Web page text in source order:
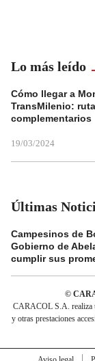
Lo más leído
Cómo llegar a
TransMilenio:
complementarios
19/03/2024
Últimas
Campesinos de
Gobierno de
cumplir sus
©
CARACOL S.A. realiza
y otras prestaciones